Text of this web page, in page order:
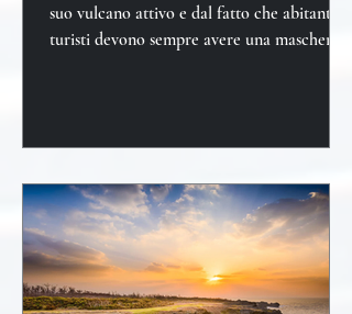
suo vulcano attivo e dal fatto che abitanti e
turisti devono sempre avere una maschera